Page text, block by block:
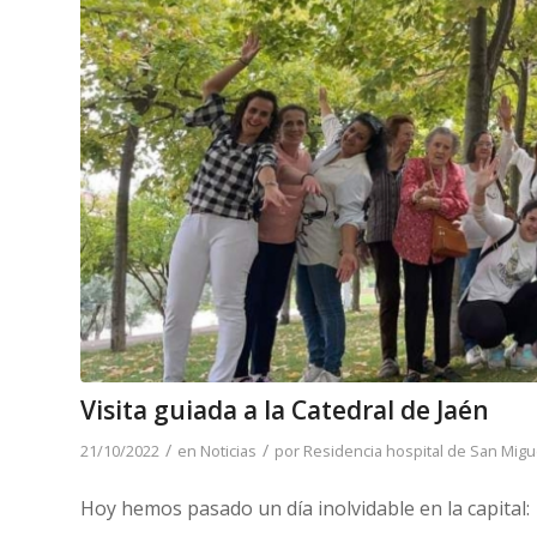
Visita guiada a la Catedral de Jaén
21/10/2022 / en Noticias / por Residencia hospital de San
Hoy hemos pasado un día inolvidable en la capital: